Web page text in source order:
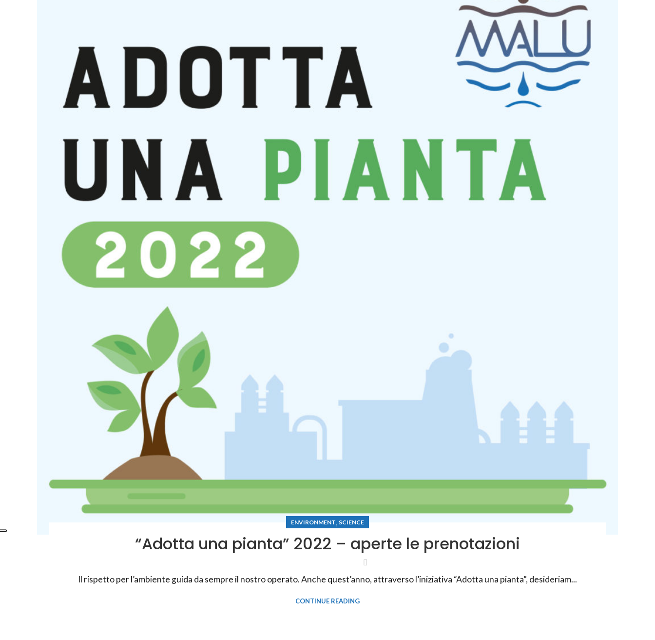
ENVIRONMENT SCIENCE
“Adotta una pianta” 2022 – aperte le prenotazioni
Il rispetto per l’ambiente guida da sempre il nostro operato. Anche quest’anno, attraverso l’iniziativa “Adotta una pianta”, desideriam...
CONTINUE READING